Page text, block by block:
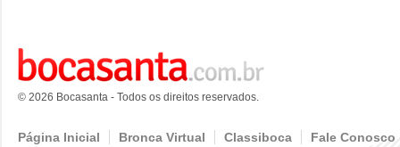
© 2026 Bocasanta - Todos os direitos reservados.
Página Inicial Bronca Virtual Classiboca Fale Conosco